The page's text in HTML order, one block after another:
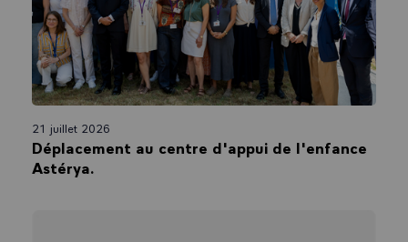
21 juillet 2026
Déplacement au centre d'appui de l'enfance
Astérya.